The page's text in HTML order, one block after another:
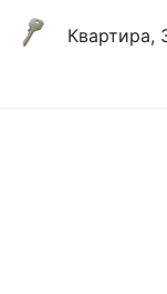
Квартира,